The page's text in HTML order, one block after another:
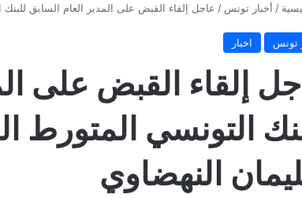
/ أخبار تونس / عاجل إلقاء القبض على المدير العام السابق
تونس اخبار
إلقاء القبض على
التونسي المتورط
النهضاوي